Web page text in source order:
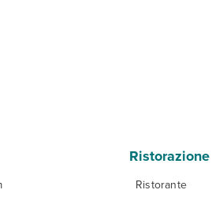
Ristorazione
Ristorante